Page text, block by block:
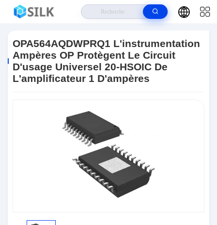
L'instrumentation Ampères OP Protègent Le Circuit D'usage Universel 20-
HSOIC De L'amplificateur 1 D'ampères
OPA564AQDWPRQ1 L'instrumentation
Ampères OP Protègent Le Circuit
D'usage Universel 20-HSOIC De
L'amplificateur 1 D'ampères